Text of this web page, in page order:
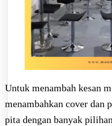
Untuk menambah kesan
menambahkan cover dan
pita dengan banyak